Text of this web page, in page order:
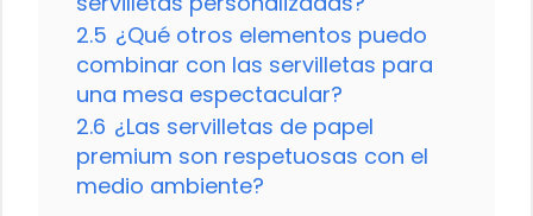
2.5 ¿Qué otros elementos puedo
combinar con las servilletas para
una mesa espectacular?
2.6 ¿Las servilletas de papel
premium son respetuosas con el
medio ambiente?